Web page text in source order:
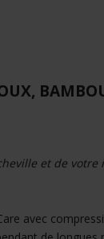
et de
avec